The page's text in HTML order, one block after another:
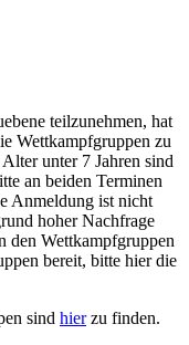
teilzunehmen, hat
Wettkampfgruppen zu
unter 7 Jahren sind
an beiden Terminen
Anmeldung ist nicht
hoher Nachfrage
den Wettkampfgruppen
bereit, bitte hier die
sind hierzu finden.